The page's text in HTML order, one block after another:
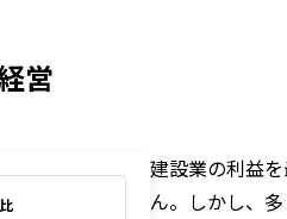
営
建設業の利益
ん。しかし、